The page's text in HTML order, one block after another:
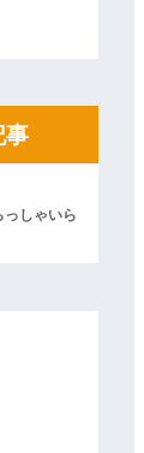
くる
やらかす←あま
事
しゃいら